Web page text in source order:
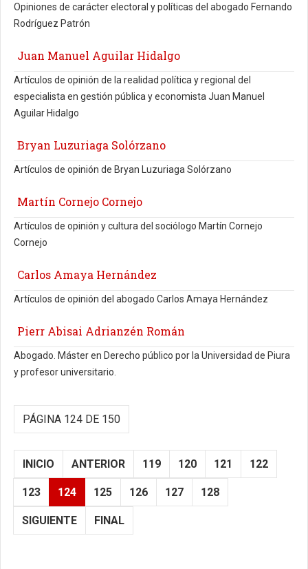
Opiniones de carácter electoral y políticas del abogado Fernando
Rodríguez Patrón
Juan Manuel Aguilar Hidalgo
Artículos de opinión de la realidad política y regional del
especialista en gestión pública y economista Juan Manuel
Aguilar Hidalgo
Bryan Luzuriaga Solórzano
Artículos de opinión de Bryan Luzuriaga Solórzano
Martín Cornejo Cornejo
Artículos de opinión y cultura del sociólogo Martín Cornejo
Cornejo
Carlos Amaya Hernández
Artículos de opinión del abogado Carlos Amaya Hernández
Pierr Abisai Adrianzén Román
Abogado. Máster en Derecho público por la Universidad de Piura
y profesor universitario.
PÁGINA 124 DE 150
INICIO ANTERIOR 119 120 121 122
123 124 125 126 127 128
SIGUIENTE FINAL